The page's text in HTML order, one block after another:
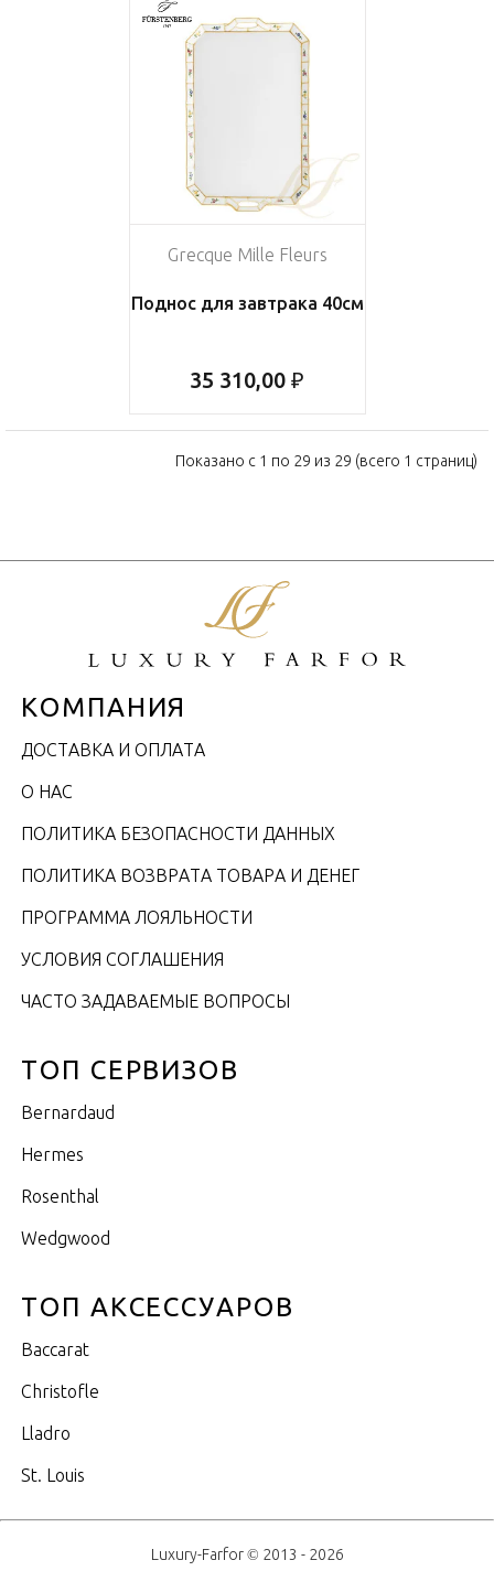
Grecque Mille Fleurs
Поднос для завтрака 40см
35 310,00 ₽
Показано с 1 по 29 из 29 (всего 1 страниц)
КОМПАНИЯ
ДОСТАВКА И ОПЛАТА
О НАС
ПОЛИТИКА БЕЗОПАСНОСТИ ДАННЫХ
ПОЛИТИКА ВОЗВРАТА ТОВАРА И ДЕНЕГ
ПРОГРАММА ЛОЯЛЬНОСТИ
УСЛОВИЯ СОГЛАШЕНИЯ
ЧАСТО ЗАДАВАЕМЫЕ ВОПРОСЫ
ТОП СЕРВИЗОВ
Bernardaud
Hermes
Rosenthal
Wedgwood
ТОП АКСЕССУАРОВ
Baccarat
Christofle
Lladro
St. Louis
Luxury-Farfor © 2013 - 2026